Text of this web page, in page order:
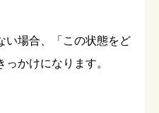
い場合、「この状態をど
かけになります。